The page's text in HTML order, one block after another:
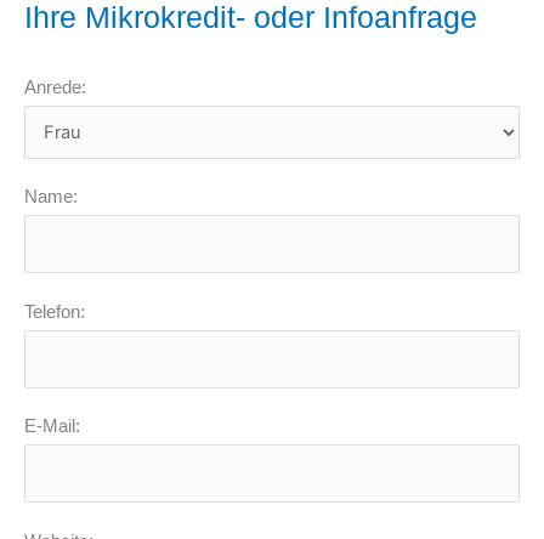
Ihre Mikrokredit- oder Infoanfrage
Anrede:
Name:
Telefon:
E-Mail: